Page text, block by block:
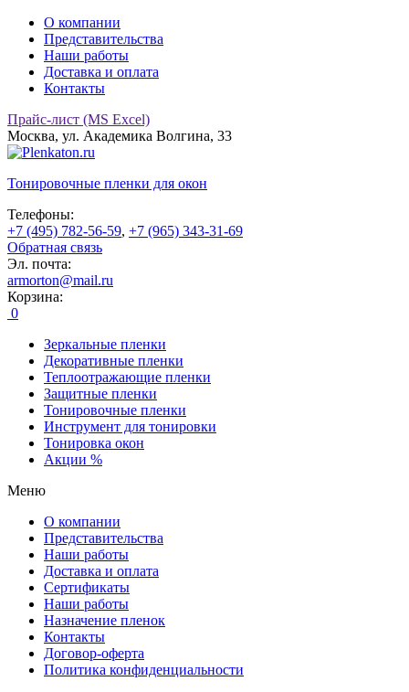
О компании
Представительства
Наши работы
Доставка и оплата
Контакты
Прайс-лист (MS Excel)
Москва, ул. Академика Волгина, 33
Тонировочные пленки для окон
Телефоны:
+7 (495) 782-56-59, +7 (965) 343-31-69
Обратная связь
Эл. почта:
armorton@mail.ru
Корзина:
0
Зеркальные пленки
Декоративные пленки
Теплоотражающие пленки
Защитные пленки
Тонировочные пленки
Инструмент для тонировки
Тонировка окон
Акции %
Меню
О компании
Представительства
Наши работы
Доставка и оплата
Сертификаты
Наши работы
Назначение пленок
Контакты
Договор-оферта
Политика конфиденциальности